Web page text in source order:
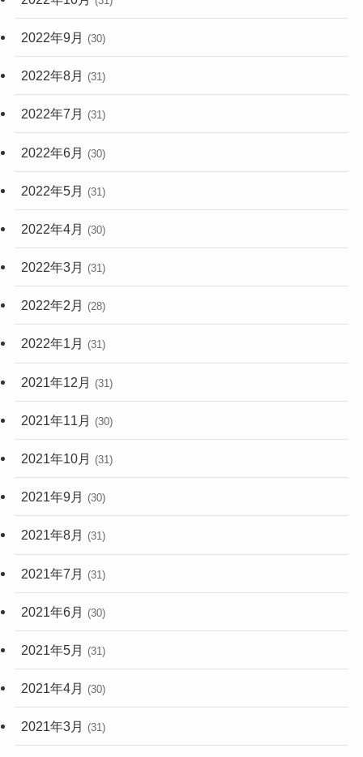
2022年9月 (30)
2022年8月 (31)
2022年7月 (31)
2022年6月 (30)
2022年5月 (31)
2022年4月 (30)
2022年3月 (31)
2022年2月 (28)
2022年1月 (31)
2021年12月 (31)
2021年11月 (30)
2021年10月 (31)
2021年9月 (30)
2021年8月 (31)
2021年7月 (31)
2021年6月 (30)
2021年5月 (31)
2021年4月 (30)
2021年3月 (31)